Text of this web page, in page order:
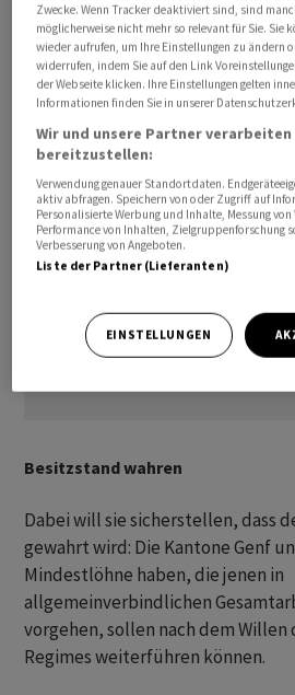
eintreten. Diese sei nicht
Verfassung und greife in die
Bund und Kantonen ein, macht
Ständerat entscheidet im März
Besitzstand wahren
Dabei will sie sicherstellen, dass
gewahrt wird: Die Kantone Genf
Mindestlöhne haben, die jenen in
allgemeinverbindlichen
vorgehen, sollen nach dem Willen
Regimes weiterführen können.
Zwecke. Wenn Tracker deaktiviert sind, sind
möglicherweise nicht mehr so relevant für Sie. Sie
wieder aufrufen, um Ihre Einstellungen zu ändern
widerrufen, indem Sie auf den Link
der Webseite klicken. Ihre Einstellungen gelten
Informationen finden Sie in unserer
Wir und unsere Partner verarbeiten
bereitzustellen:
Verwendung genauer Standortdaten.
aktiv abfragen. Speichern von oder Zugriff auf
Personalisierte Werbung und Inhalte, Messung
Performance von Inhalten, Zielgruppenforschung
Verbesserung von Angeboten.
Liste der Partner (Lieferanten)
EINSTELLUNGEN